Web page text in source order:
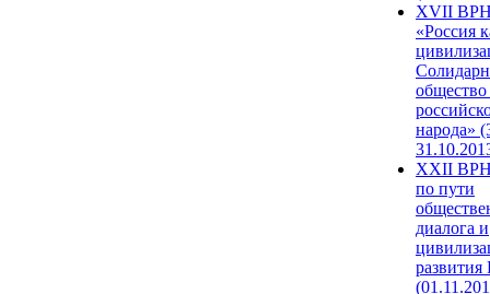
XVII
«Россия
народа»
XXII
по пути
диалога и
развития